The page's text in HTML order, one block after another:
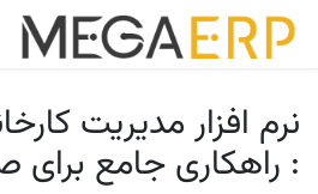
پرش به محتوا
نرم‌ افزار مدیریت
: راهکاری جامع برای